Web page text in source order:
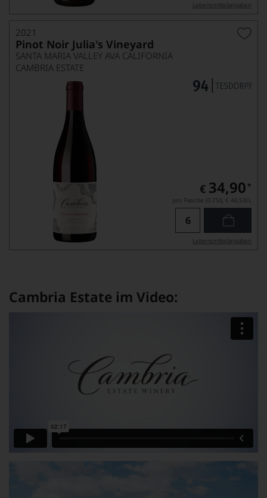
Lebensmittel­angaben
2021
Pinot Noir Julia's Vineyard
SANTA MARIA VALLEY AVA CALIFORNIA
CAMBRIA ESTATE
€ 34,90 *
pro Flasche (0.75l), € 46,53/L
Lebensmittel­angaben
Cambria Estate im Video: